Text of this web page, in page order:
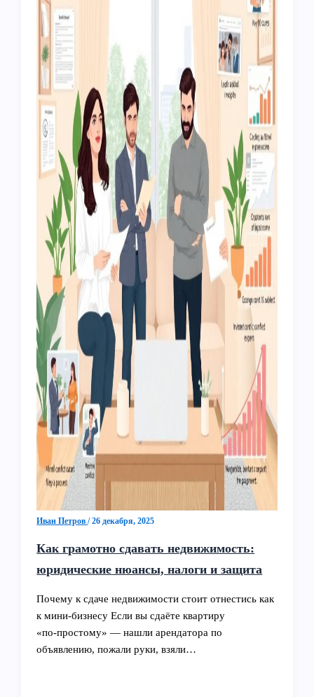
Иван Петров/26 декабря, 2025
Как грамотно сдавать недвижимость:
юридические нюансы, налоги и защита
Почему к сдаче недвижимости стоит отнестись как
к мини-бизнесу Если вы сдаёте квартиру
«по‑простому» — нашли арендатора по
объявлению, пожали руки, взяли…